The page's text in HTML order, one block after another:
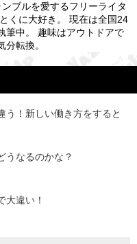
ブルを愛するフリーライタ
くに大好き。 現在は全国24
筆中。 趣味はアウトドアで
転換。
う！新しい働き方をすると
うなるのかな？
大違い！